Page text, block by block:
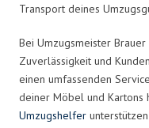
Transport deines
Bei Umzugsmeister
Zuverlässigkeit und
einen umfassenden
deiner Möbel und Kartons
Umzugshelfer